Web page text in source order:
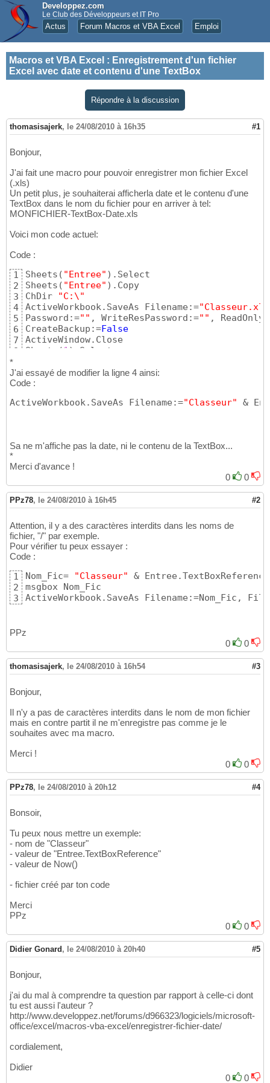
Developpez.com
Le Club des Développeurs et IT Pro
Actus Forum Macros et VBA Excel Emploi
Macros et VBA Excel : Enregistrement d'un fichier
Excel avec date et contenu d'une TextBox
Répondre à la discussion
thomasisajerk, le 24/08/2010 à 16h35 #1
Bonjour,
J'ai fait une macro pour pouvoir enregistrer mon fichier Excel
(.xls)
Un petit plus, je souhaiterai afficherla date et le contenu d'une
TextBox dans le nom du fichier pour en arriver à tel:
MONFICHIER-TextBox-Date.xls
Voici mon code actuel:
Code :
1
2
3
4
5
6
7
8
Sheets ( "Entree" ) .Select
Sheets ( "Entree" ) .Copy
ChDir
"C:\"
ActiveWorkbook.SaveAs Filename:=
Password:="" , WriteResPassword:="" ,
CreateBackup:=False
ActiveWindow.Close
Sheets
(1 ) .Select
*
J'ai essayé de modifier la ligne 4 ainsi:
Code :
ActiveWorkbook.SaveAs Filename:="Classeur" &
Sa ne m'affiche pas la date, ni le contenu de la TextBox...
*
Merci d'avance !
0
0
PPz78, le 24/08/2010 à 16h45 #2
Attention, il y a des caractères interdits dans les noms de
fichier, "/" par exemple.
Pour vérifier tu peux essayer :
Code :
1
2
3
Nom_Fic= "Classeur"
& Entree.TextBoxReference
msgbox Nom_Fic
ActiveWorkbook.SaveAs Filename:=Nom_Fic,
PPz
0
0
thomasisajerk, le 24/08/2010 à 16h54 #3
Bonjour,
Il n'y a pas de caractères interdits dans le nom de mon fichier
mais en contre partit il ne m'enregistre pas comme je le
souhaites avec ma macro.
Merci !
0
0
PPz78, le 24/08/2010 à 20h12 #4
Bonsoir,
Tu peux nous mettre un exemple:
- nom de "Classeur"
- valeur de "Entree.TextBoxReference"
- valeur de Now()
- fichier créé par ton code
Merci
PPz
0
0
Didier Gonard , le 24/08/2010 à 20h40 #5
Bonjour,
j'ai du mal à comprendre ta question par rapport à celle-ci dont
tu est aussi l'auteur ?
http://www.developpez.net/forums/d966323/logiciels/microsoft-
office/excel/macros-vba-excel/enregistrer-fichier-date/
cordialement,
Didier
0
0